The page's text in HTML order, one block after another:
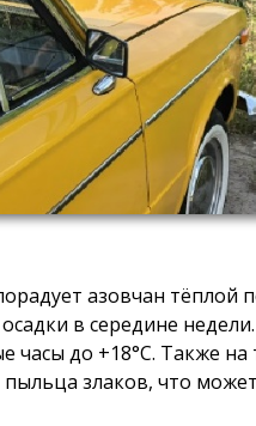
азовчан тёплой
в середине
часы до +18°С. Также
злаков, что